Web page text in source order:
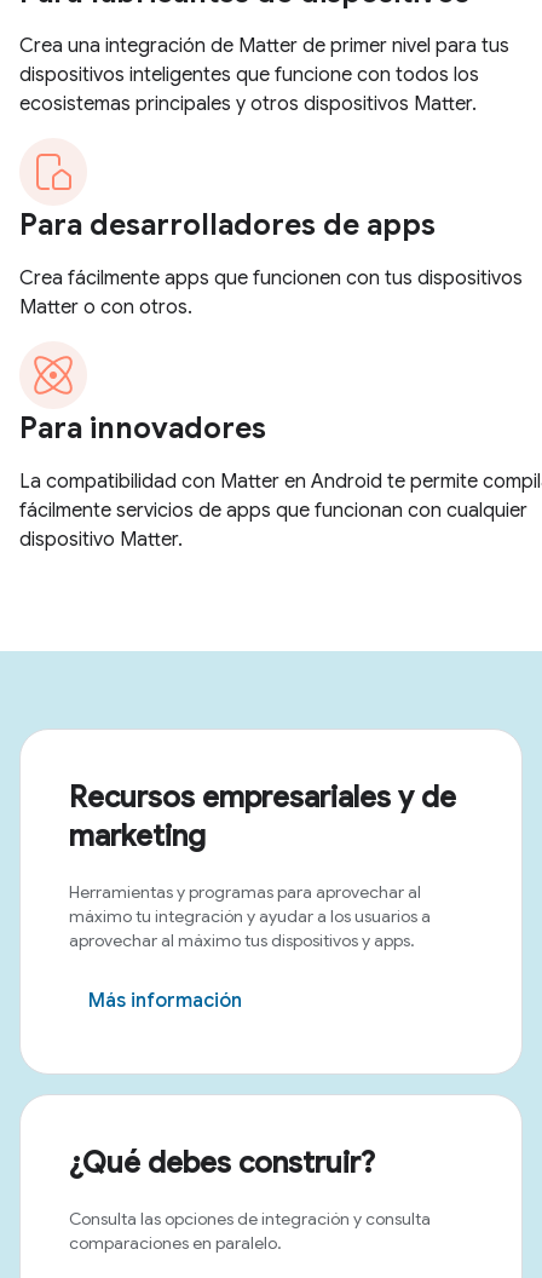
Recursos empresariales y de
marketing
Herramientas y programas para aprovechar al
máximo tu integración y ayudar a los usuarios a
aprovechar al máximo tus dispositivos y apps.
Más información
¿Qué debes construir?
Consulta las opciones de integración y consulta
comparaciones en paralelo.